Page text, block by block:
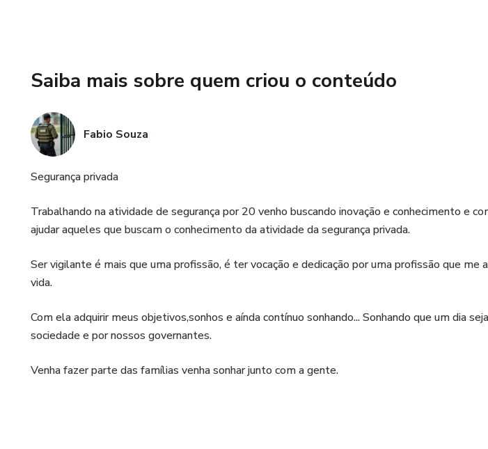
Saiba mais sobre quem criou o conteúdo
Fabio Souza
Segurança privada
Trabalhando na atividade de segurança por 20 venho buscando inovação e conhecimento e
ajudar aqueles que buscam o conhecimento da atividade da segurança privada.
Ser vigilante é mais que uma profissão, é ter vocação e dedicação por uma profissão que me
vida.
Com ela adquirir meus objetivos,sonhos e aínda contínuo sonhando... Sonhando que um dia
sociedade e por nossos governantes.
Venha fazer parte das famílias venha sonhar junto com a gente.